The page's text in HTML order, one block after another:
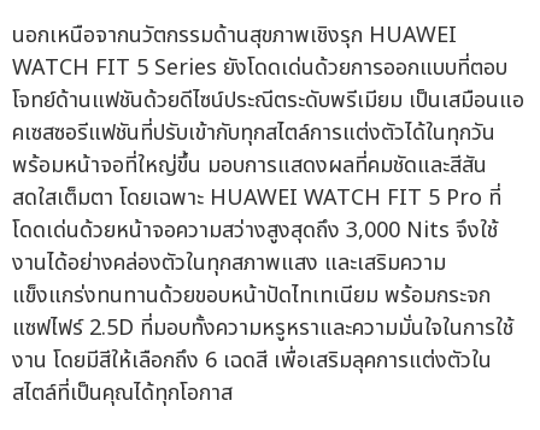
นอกเหนือจากนวัตกรรมด้านสุขภาพเชิงรุก HUAWEI
WATCH FIT 5 Series ยังโดดเด่นด้วยการออกแบบที่ตอบ
โจทย์ด้านแฟชันด้วยดีไซน์ประณีตระดับพรีเมียม เป็นเสมือนแอ
คเซสซอรีแฟชันที่ปรับเข้ากับทุกสไตล์การแต่งตัวได้ในทุกวัน
พร้อมหน้าจอที่ใหญ่ขึ้น มอบการแสดงผลที่คมชัดและสีสัน
สดใสเต็มตา โดยเฉพาะ HUAWEI WATCH FIT 5 Pro ที่
โดดเด่นด้วยหน้าจอความสว่างสูงสุดถึง 3,000 Nits จึงใช้
งานได้อย่างคล่องตัวในทุกสภาพแสง และเสริมความ
แข็งแกร่งทนทานด้วยขอบหน้าปัดไทเทเนียม พร้อมกระจก
แซฟไฟร์ 2.5D ที่มอบทั้งความหรูหราและความมั่นใจในการใช้
งาน โดยมีสีให้เลือกถึง 6 เฉดสี เพื่อเสริมลุคการแต่งตัวใน
สไตล์ที่เป็นคุณได้ทุกโอกาส